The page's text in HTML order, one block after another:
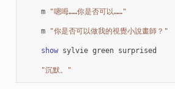
m "嗯呣……你是否可以……"
m "你是否可以做我的視覺小說畫師？"
show sylvie green surprised
"沉默。"